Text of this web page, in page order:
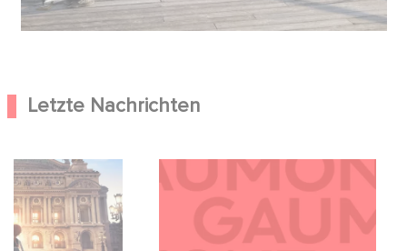
Letzte Nachrichten
Hero kündigen
Ballerina - Gib
auf an